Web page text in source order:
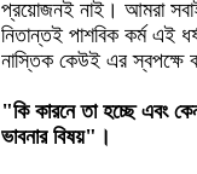
প্রয়োজনই নাই। আমরা
নিতান্তই পাশবিক কর্ম এই
নাস্তিক কেউই এর স্বপক্ষে
"কি কারনে তা হচ্ছে এবং
ভাবনার বিষয়"।